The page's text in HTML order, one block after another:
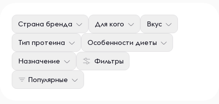
Фильтры
Страна бренда Для кого Вкус
Тип протеина Особенности диеты
Назначение
Популярные